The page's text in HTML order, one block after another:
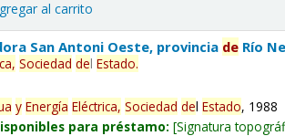
al carrito
San Antoni Oeste, provincia de Río
Sociedad delEstado.
y Energía Eléctrica, Sociedad delEstado, 1988
para préstamo: Signatura